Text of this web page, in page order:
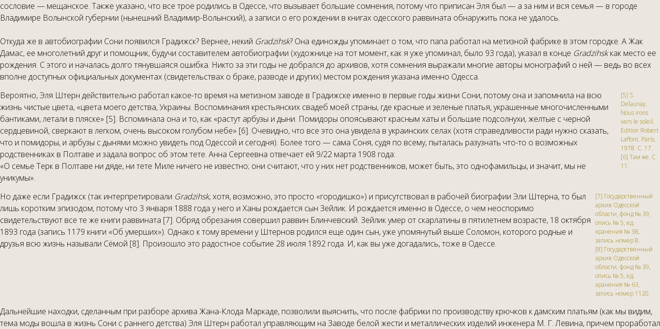
сословие — мещанское. Также указано, что все трое родились в Одессе, что вызывает большие сомнения, потому что приписан Эля был — а за ним и вся семья — в городе
Владимире Волынской губернии (нынешний Владимир-Волынский), а записи о его рождении в книгах одесского раввината обнаружить пока не удалось.
Откуда же в автобиографии Сони появился Градижск? Вернее, некий Gradzihsk? Она единожды упоминает о том, что папа работал на метизной фабрике в этом городке. А Жак
Дамас, ее многолетний друг и помощник, будучи составителем автобиографии (художнице на тот момент, как я уже упоминал, было 93 года), указал в конце Gradzihskкак место ее
рождения. С этого и началась долго тянувшаяся ошибка. Никто за эти годы не добрался до архивов, хотя сомнения выражали многие авторы монографий о ней — ведь во всех
вполне доступных официальных документах (свидетельствах о браке, разводе и других) местом рождения указана именно Одесса.
Вероятно, Эля Штерн действительно работал какое-то время на метизном заводе в Градижске именно в первые годы жизни Сони, потому она и запомнила на всю
жизнь чистые цвета, «цвета моего детства, Украины. Воспоминания крестьянских свадеб моей страны, где красные и зеленые платья, украшенные многочисленными
бантиками, летали в пляске» [5]. Вспоминала она и то, как «растут арбузы и дыни. Помидоры опоясывают красным хаты и большие подсолнухи, желтые с черной
сердцевиной, сверкают в легком, очень высоком голубом небе» [6]. Очевидно, что все это она увидела в украинских селах (хотя справедливости ради нужно сказать,
что и помидоры, и арбузы с дынями можно увидеть под Одессой и сегодня). Более того — сама Соня, судя по всему, пыталась разузнать что-то о возможных
родственниках в Полтаве и задала вопрос об этом тете. Анна Сергеевна отвечает ей 9/22 марта 1908 года:
«О семье Терк в Полтаве ни дяде, ни тете Миле ничего не известно; они считают, что у них нет родственников, может быть, это однофамильцы, и значит, мы не
уникумы».
[5] S.
Delaunay.
Nous irons
vers le soleil.
Edition Robert
Laffont. Paris,
1978. С. 17.
[6] Там же. С.
11.
Но даже если Градижск (так интерпретировали Gradzihsk, хотя, возможно, это просто «городишко») и присутствовал в рабочей биографии Эли Штерна, то был
лишь коротким эпизодом, потому что 3 января 1888 года у него и Ханы рождается сын Зейлик. И рождается именно в Одессе, о чем неоспоримо
свидетельствуют все те же книги раввината [7]. Обряд обрезания совершил раввин Блинчевский. Зейлик умер от скарлатины в пятилетнем возрасте, 18 октября
1893 года (запись 1179 книги «Об умерших»). Однако к тому времени у Штернов родился еще один сын, уже упомянутый выше Соломон, которого родные и
друзья всю жизнь называли Сёмой [8]. Произошло это радостное событие 28 июля 1892 года. И, как вы уже догадались, тоже в Одессе.
[7] Государственный
архив Одесской
области, фонд № 39,
опись № 5, ед.
хранения № 38,
запись номер 8.
[8] Государственный
архив Одесской
области, фонд № 39,
опись № 5, ед.
хранения № 63,
запись номер 1120.
Дальнейшие находки, сделанным при разборе архива Жана-Клода Маркаде, позволили выяснить, что после фабрики по производству крючков к дамским платьям (как мы видим,
тема моды вошла в жизнь Сони с раннего детства) Эля Штерн работал управляющим на Заводе белой жести и металлических изделий инженера М. Г. Левина, причем проработал